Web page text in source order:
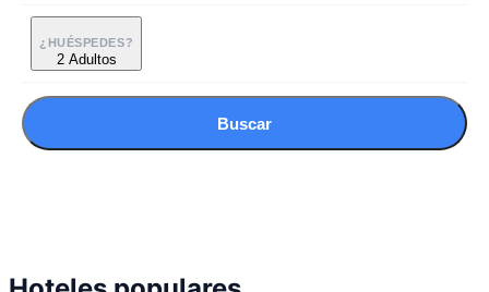
¿HUÉSPEDES?
2 Adultos
Buscar